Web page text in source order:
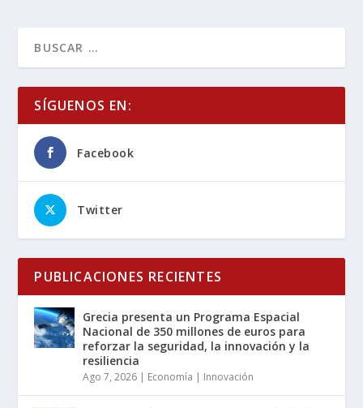
SÍGUENOS EN:
Facebook
Twitter
PUBLICACIONES RECIENTES
Grecia presenta un Programa Espacial
Nacional de 350 millones de euros para
reforzar la seguridad, la innovación y la
resiliencia
Ago 7, 2026 | Economía | Innovación